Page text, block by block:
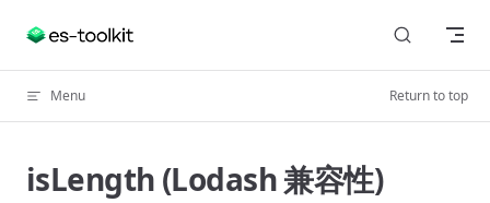
Skip to content
Menu Return to top
isLength (Lodash 兼容性)